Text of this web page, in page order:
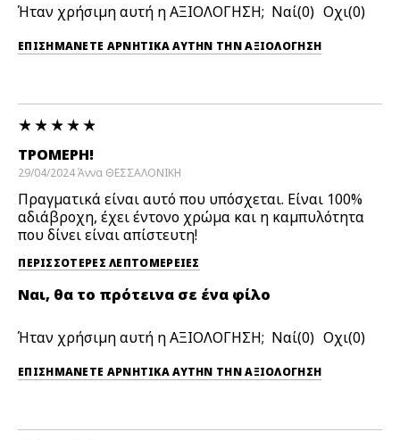
Ήταν χρήσιμη αυτή η ΑΞΙΟΛΟΓΗΣΗ; 0 0
ΕΠΙΣΗΜΆΝΕΤΕ ΑΡΝΗΤΙΚΆ ΑΥΤΉΝ ΤΗΝ ΑΞΙΟΛΟΓΗΣΗ
ΤΡΟΜΕΡΉ!
29/04/2024Άννα ΘΕΣΣΑΛΟΝΙΚΗ
Πραγματικά είναι αυτό που υπόσχεται. Είναι 100%
αδιάβροχη, έχει έντονο χρώμα και η καμπυλότητα
που δίνει είναι απίστευτη!
ΠΕΡΙΣΣΌΤΕΡΕΣ ΛΕΠΤΟΜΈΡΕΙΕΣ
Ναι, θα το πρότεινα σε ένα φίλο
Ήταν χρήσιμη αυτή η ΑΞΙΟΛΟΓΗΣΗ; 0 0
ΕΠΙΣΗΜΆΝΕΤΕ ΑΡΝΗΤΙΚΆ ΑΥΤΉΝ ΤΗΝ ΑΞΙΟΛΟΓΗΣΗ